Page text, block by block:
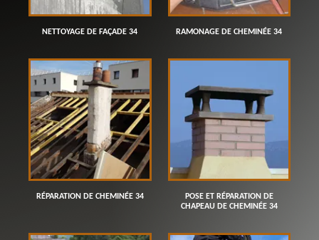
NETTOYAGE DE FAÇADE 34 RAMONAGE DE CHEMINÉE 34
RÉPARATION DE CHEMINÉE 34
POSE ET RÉPARATION DE
CHAPEAU DE CHEMINÉE 34